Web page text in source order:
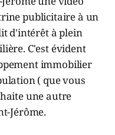
publicitaire à un
d'intérêt à plein
C'est évident
immobilier
( que vous
une autre
Jérôme.